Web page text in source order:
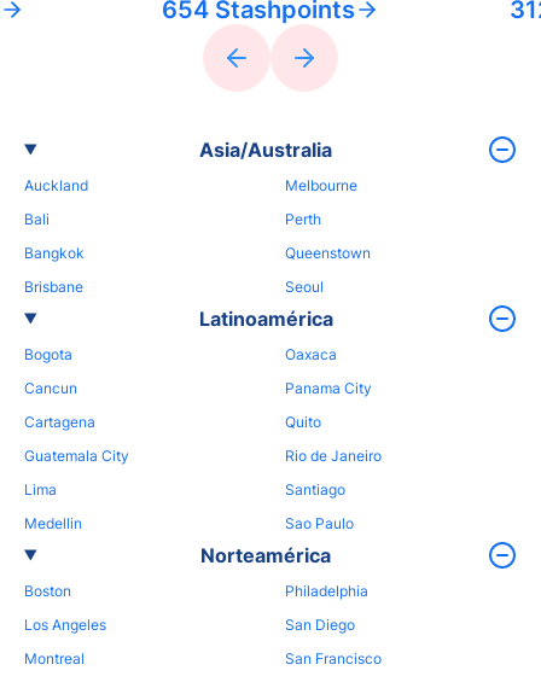
654 Stashpoints
Asia/Australia
Auckland
Bali
Bangkok
Brisbane
Melbourne
Perth
Queenstown
Seoul
Latinoamérica
Bogota
Cancun
Cartagena
Guatemala City
Lima
Medellin
Oaxaca
Panama City
Quito
Rio de Janeiro
Santiago
Sao Paulo
Norteamérica
Boston
Los Angeles
Montreal
Philadelphia
San Diego
San Francisco